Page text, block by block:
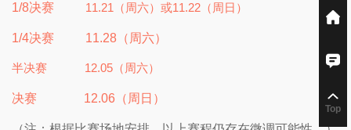
1/8决赛 11.21（周六）或11.22（周日）
1/4决赛 11.28（周六）
半决赛 12.05（周六）
决赛 12.06（周日）
Top